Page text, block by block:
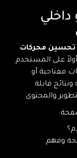
تحسين محركات
أولاً على المستخدم.
مفتاحية أو
قابلة
والمحتوى.
وفهم